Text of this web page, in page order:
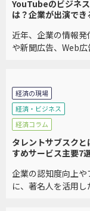
YouTubeのビジネ
は？企業が出演でき
方も解説
近年、企業の情報
や新聞広告、Web
経済の現場
経済・ビジネス
経済コラム
タレントサブスクと
すめサービス主要7
底解説
企業の認知度向上
に、著名人を活用